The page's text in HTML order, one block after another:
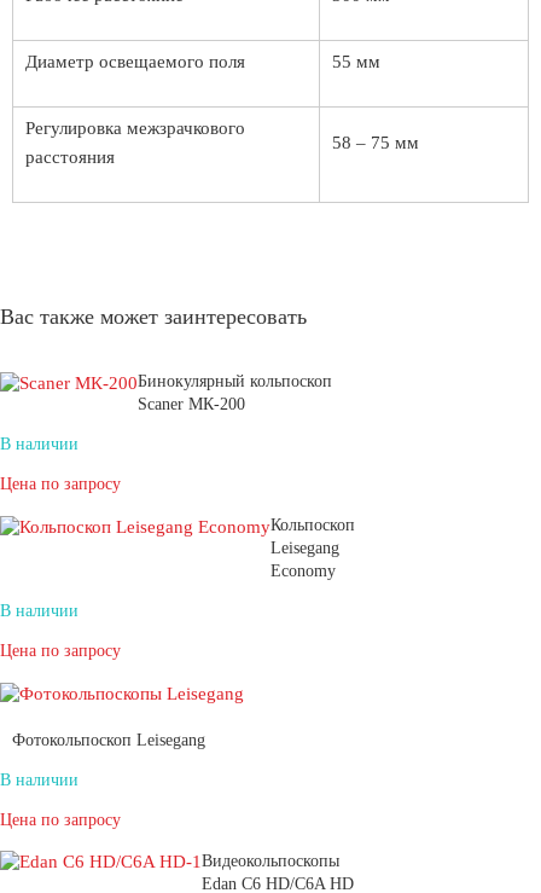
Диаметр освещаемого поля 55 мм
Регулировка межзрачкового
расстояния
58 – 75 мм
Вас также может заинтересовать
Бинокулярный кольпоскоп
Scaner МК-200
В наличии
Цена по запросу
Кольпоскоп
Leisegang
Economy
В наличии
Цена по запросу
Фотокольпоскоп Leisegang
В наличии
Цена по запросу
Видеокольпоскопы
Edan С6 HD/С6A HD